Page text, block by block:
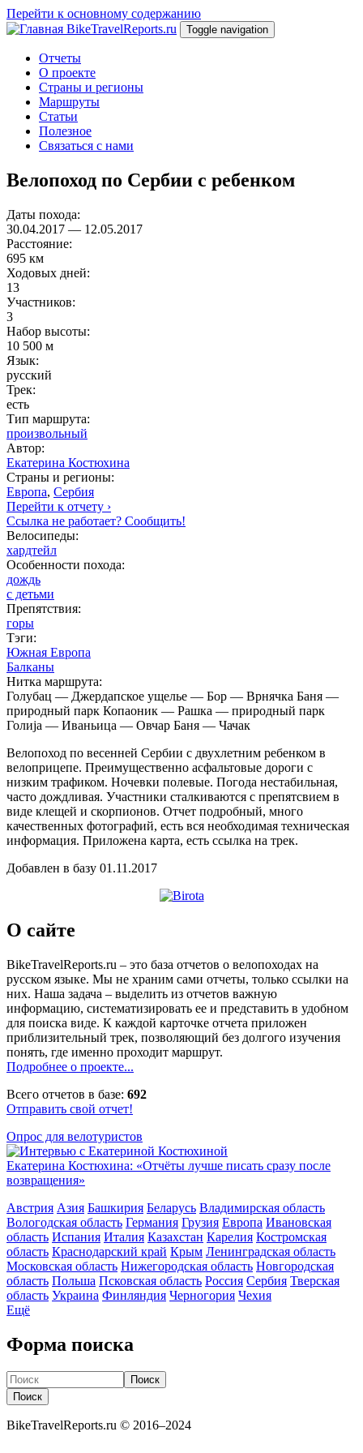
Перейти к основному содержанию
BikeTravelReports.ru
Toggle navigation
Отчеты
О проекте
Страны и регионы
Маршруты
Статьи
Полезное
Связаться с нами
Велопоход по Сербии с ребенком
Даты похода:
30.04.2017 — 12.05.2017
Расстояние:
695 км
Ходовых дней:
13
Участников:
3
Набор высоты:
10 500 м
Язык:
русский
Трек:
есть
Тип маршрута:
произвольный
Автор:
Екатерина Костюхина
Страны и регионы:
Европа, Сербия
Перейти к отчету ›
Ссылка не работает? Сообщить!
Велосипеды:
хардтейл
Особенности похода:
дождь
с детьми
Препятствия:
горы
Тэги:
Южная Европа
Балканы
Нитка маршрута:
Голубац — Джердапское ущелье — Бор — Врнячка Баня —
природный парк Копаоник — Рашка — природный парк
Голиjа — Иваньица — Овчар Баня — Чачак
Велопоход по весенней Сербии с двухлетним ребенком в
велоприцепе. Преимущественно асфальтовые дороги с
низким трафиком. Ночевки полевые. Погода нестабильная,
часто дождливая. Участники сталкиваются с препятсвием в
виде клещей и скорпионов. Отчет подробный, много
качественных фотографий, есть вся необходимая техническая
информация. Приложена карта, есть ссылка на трек.
Добавлен в базу 01.11.2017
О сайте
BikeTravelReports.ru – это база отчетов о велопоходах на
русском языке. Мы не храним сами отчеты, только ссылки на
них. Наша задача – выделить из отчетов важную
информацию, систематизировать ее и представить в удобном
для поиска виде. К каждой карточке отчета приложен
приблизительный трек, позволяющий без долгого изучения
понять, где именно проходит маршрут.
Подробнее о проекте...
Всего отчетов в базе: 692
Отправить свой отчет!
Опрос для велотуристов
Екатерина Костюхина: «Отчёты лучше писать сразу после
возвращения»
Австрия Азия Башкирия Беларусь Владимирская область
Вологодская область Германия Грузия Европа Ивановская
область Испания Италия Казахстан Карелия Костромская
область Краснодарский край Крым Ленинградская область
Московская область Нижегородская область Новгородская
область Польша Псковская область Россия Сербия Тверская
область Украина Финляндия Черногория Чехия
Ещё
Форма поиска
Поиск
Поиск
BikeTravelReports.ru © 2016–2024